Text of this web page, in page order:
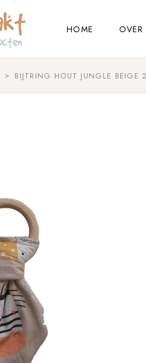
HOME OVER
BIJTRING HOUT JUNGLE BEIGE 2